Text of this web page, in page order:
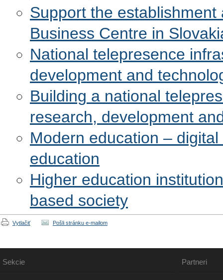
Support the
Business Centre in
National telepresence
development and
Building a national
research, development
Modern education –
education
Higher education
based society
Vytlačiť Pošli stránku e-mailom
Sekcie Partneri